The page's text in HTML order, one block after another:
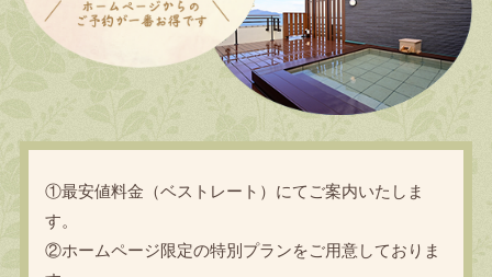
①最安値料金（ベストレート）にてご案内いたしま
す。
②ホームページ限定の特別プランをご用意しておりま